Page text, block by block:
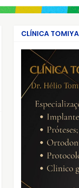
CLÍNICA
CRIMES QUE